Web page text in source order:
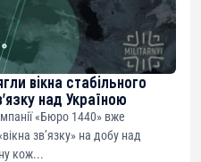
вікна стабільного
над Україною
«Бюро 1440» вже
зв’язку» на добу над
кож...